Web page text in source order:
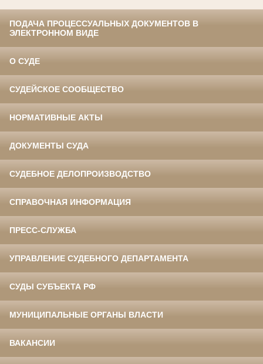
ПОДАЧА ПРОЦЕССУАЛЬНЫХ ДОКУМЕНТОВ В
ЭЛЕКТРОННОМ ВИДЕ
О СУДЕ
СУДЕЙСКОЕ СООБЩЕСТВО
НОРМАТИВНЫЕ АКТЫ
ДОКУМЕНТЫ СУДА
СУДЕБНОЕ ДЕЛОПРОИЗВОДСТВО
СПРАВОЧНАЯ ИНФОРМАЦИЯ
ПРЕСС-СЛУЖБА
УПРАВЛЕНИЕ СУДЕБНОГО ДЕПАРТАМЕНТА
СУДЫ СУБЪЕКТА РФ
МУНИЦИПАЛЬНЫЕ ОРГАНЫ ВЛАСТИ
ВАКАНСИИ